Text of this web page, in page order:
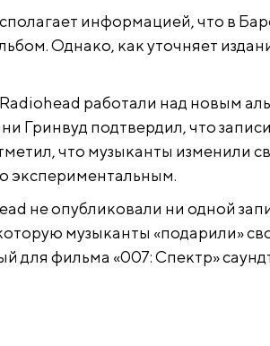
информацией, что в
Однако, как уточняет
работали над новым
Гринвуд подтвердил, что
что музыканты изменили
экспериментальным.
не опубликовали ни одной
музыканты «подарили»
для фильма «007: Спектр»